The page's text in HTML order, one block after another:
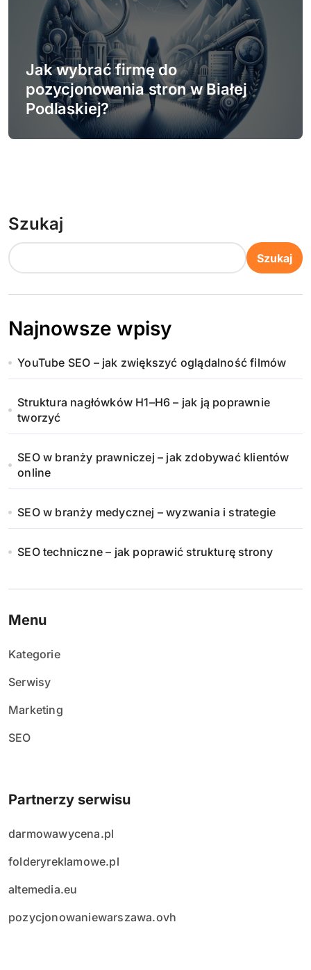
Jak wybrać firmę do
pozycjonowania stron w Białej
Podlaskiej?
Szukaj
Szukaj
Najnowsze wpisy
YouTube SEO – jak zwiększyć oglądalność filmów
Struktura nagłówków H1–H6 – jak ją poprawnie
tworzyć
SEO w branży prawniczej – jak zdobywać klientów
online
SEO w branży medycznej – wyzwania i strategie
SEO techniczne – jak poprawić strukturę strony
Menu
Kategorie
Serwisy
Marketing
SEO
Partnerzy serwisu
darmowawycena.pl
folderyreklamowe.pl
altemedia.eu
pozycjonowaniewarszawa.ovh